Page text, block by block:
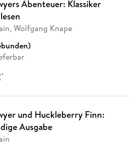
Abenteuer: Klassiker
Wolfgang Knape
*
und Huckleberry Finn:
Ausgabe